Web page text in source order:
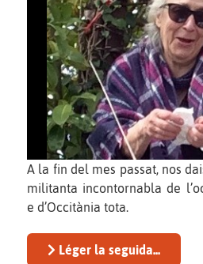
A la fin del mes passat, nos
militanta incontornabla de
e d’Occitània tota.
Léger la seguida...